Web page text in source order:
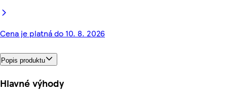
Cena je platná do 10. 8. 2026
Popis produktu
Hlavné výhody